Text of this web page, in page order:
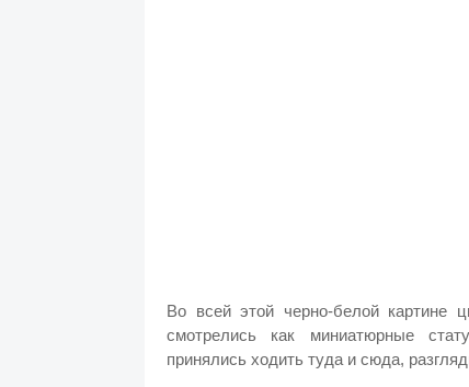
Во всей этой черно-белой картине
смотрелись как миниатюрные
принялись ходить туда и сюда,